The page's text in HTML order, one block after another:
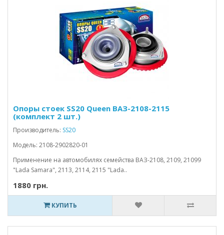
Опоры стоек SS20 Queen ВАЗ-2108-2115
(комплект 2 шт.)
Производитель: SS20
Модель: 2108-2902820-01
Применение на автомобилях семейства ВАЗ-2108, 2109, 21099
"Lada Samara", 2113, 2114, 2115 "Lada..
1880 грн.
КУПИТЬ